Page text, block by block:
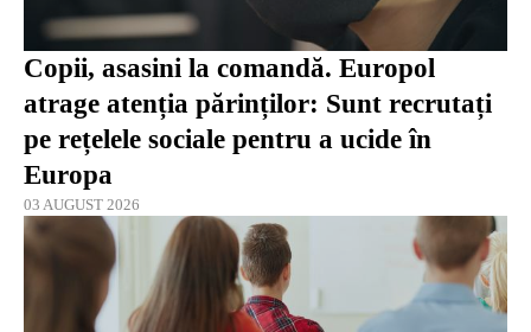
Copii, asasini la comandă. Europol
atrage atenția părinților: Sunt recrutați
pe rețelele sociale pentru a ucide în
Europa
03 AUGUST 2026